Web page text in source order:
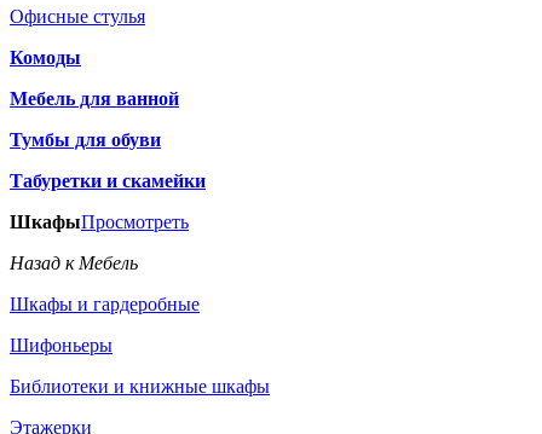
Офисные стулья
Комоды
Мебель для ванной
Тумбы для обуви
Табуретки и скамейки
ШкафыПросмотреть
Назад к Мебель
Шкафы и гардеробные
Шифоньеры
Библиотеки и книжные шкафы
Этажерки